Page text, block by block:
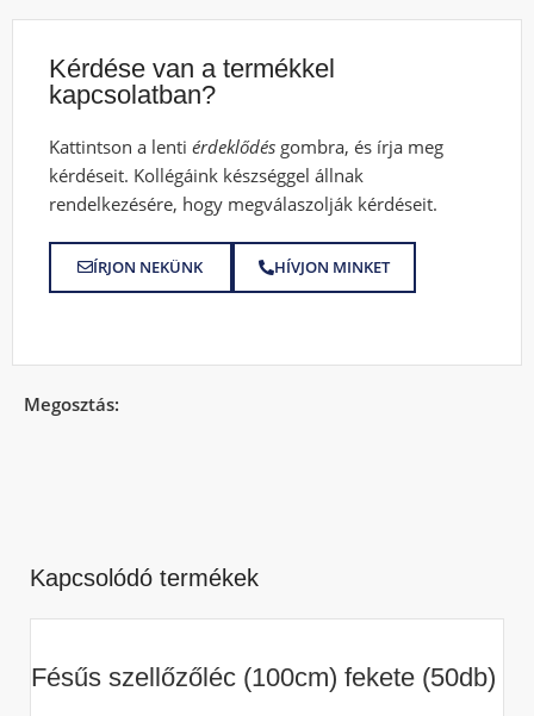
Kérdése van a termékkel
kapcsolatban?
Kattintson a lentiérdeklődés gombra, és írja meg
kérdéseit. Kollégáink készséggel állnak
rendelkezésére, hogy megválaszolják kérdéseit.
ÍRJON NEKÜNK HÍVJON MINKET
Megosztás:
Kapcsolódó termékek
Fésűs szellőzőléc (100cm) fekete (50db)